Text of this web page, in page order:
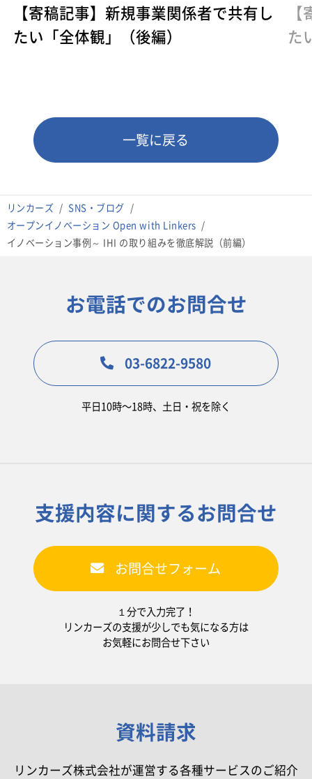
リンカーズ
SNS・ブログ
オープンイノベーション Open with Linkers
イノベーション事例～ IHI の取り組みを徹底解説（前編）
【寄稿記事】新規事業関係者で共有し
たい「全体観」（後編）
た
一覧に戻る
お電話でのお問合せ
03-6822-9580
平日10時〜18時、土日・祝を除く
支援内容に関するお問合せ
お問合せフォーム
１分で入力完了！
リンカーズの支援が少しでも気になる方は
お気軽にお問合せ下さい
資料請求
リンカーズ株式会社が運営する各種サービスのご紹介